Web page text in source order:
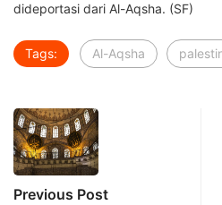
dideportasi dari Al-Aqsha. (SF)
Tags: Al-Aqsha
Previous Post